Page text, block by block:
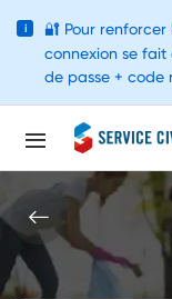
i 🔐 Pour
connexion se
de passe + code